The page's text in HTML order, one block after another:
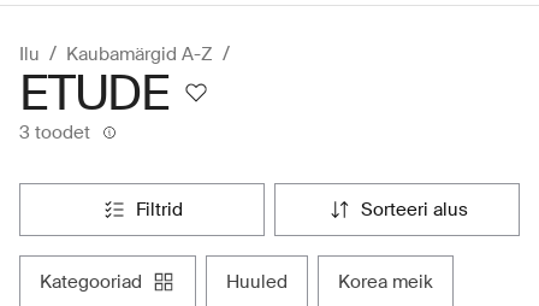
Ilu Kaubamärgid A-Z
ETUDE
3 toodet
filtrid sorteeri alus
kategooriad huuled korea meik